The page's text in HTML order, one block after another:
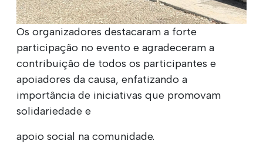
Os organizadores destacaram a forte
participação no evento e agradeceram a
contribuição de todos os participantes e
apoiadores da causa, enfatizando a
importância de iniciativas que promovam
solidariedade e
apoio social na comunidade.